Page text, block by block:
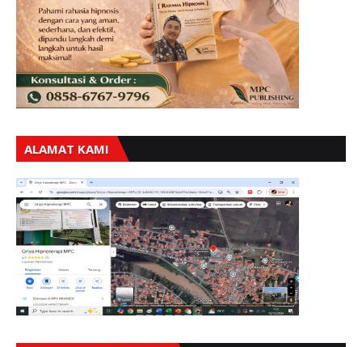
ALAMAT KAMI